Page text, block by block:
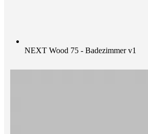
NEXT Wood 75 - Badezimmer v1